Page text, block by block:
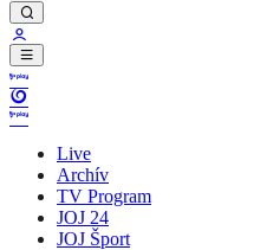
Live
Archív
TV Program
JOJ 24
JOJ Šport